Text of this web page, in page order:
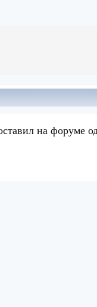
на форуме